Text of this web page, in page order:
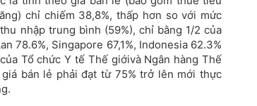
chỉ chiếm 38,8%, thấp hơn so với mức
nhập trung bình (59%), chỉ bằng 1/2 của
78.6%, Singapore 67,1%, Indonesia 62.3%
Tổ chức Y tế Thế giớivà Ngân hàng Thế
bán lẻ phải đạt từ 75% trở lên mới thực